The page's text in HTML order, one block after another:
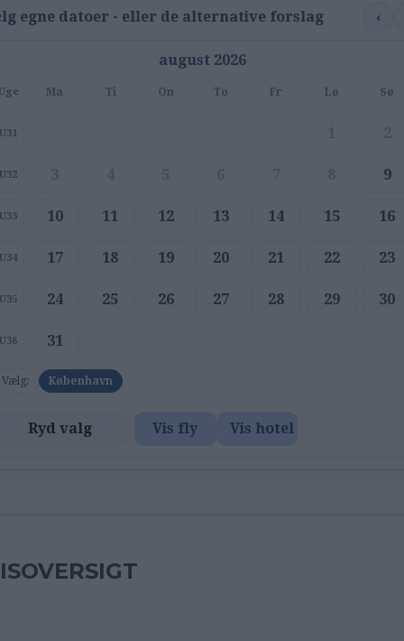
egne datoer - eller de alternative forslag ‹
august 2026
Ma Ti On To Fr Lø Sø
U31
U32 9
U33 10 11 12 13 14 15 16
U34 17 18 19 20 21 22 23
U35 24 25 26 27 28 29 30
U36 31
Vælg: København
Ryd valg Vis fly Vis hotel